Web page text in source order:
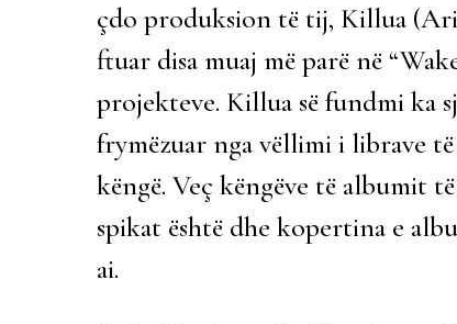
çdo produksion të tij, Killua
ftuar disa muaj më parë në
projekteve. Killua së fundmi ka
frymëzuar nga vëllimi i librave
këngë. Veç këngëve të albumit
spikat është dhe kopertina e
ai.